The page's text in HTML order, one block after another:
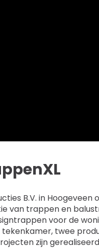
B.V. in
van trappen en
voor de
twee
zijn